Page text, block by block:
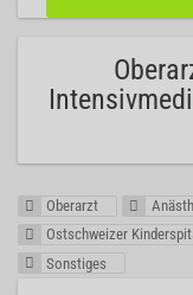
Oberarzt
Ostschweizer
Sonstiges